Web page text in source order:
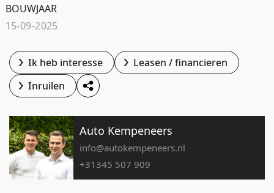
BOUWJAAR
15-09-2025
Ik heb interesse
Leasen / financieren
Inruilen
Auto Kempeneers
info@autokempeneers.nl
+31345 507 909